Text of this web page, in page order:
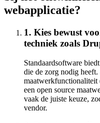
webapplicatie?
1. Kies bewust
techniek zoals
Standaardsoftware
die de zorg nodig
maatwerkfunctionaliteit
een open source
vaak de juiste keuze,
vendor.